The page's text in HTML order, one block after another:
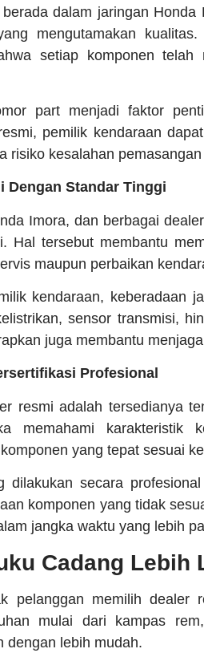
dalam jaringan
mengutamakan
setiap komponen
part menjadi faktor
pemilik kendaraan
risiko kesalahan
Dengan Standar Tinggi
Imora, dan berbagai
Hal tersebut membantu
maupun perbaikan
kendaraan, keberadaan
sensor transmisi,
juga membantu
Profesional
resmi adalah tersedianya
memahami karakteristik
yang tepat sesuai
dilakukan secara
komponen yang tidak
jangka waktu yang lebih
Cadang Lebih
pelanggan memilih dealer
mulai dari kampas
dengan lebih mudah.